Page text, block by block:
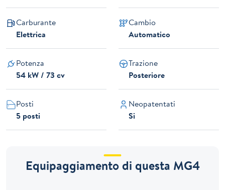
Carburante
Elettrica
Cambio
Automatico
Potenza
54 kW / 73 cv
Trazione
Posteriore
Posti
5 posti
Neopatentati
Si
Equipaggiamento di questa MG4